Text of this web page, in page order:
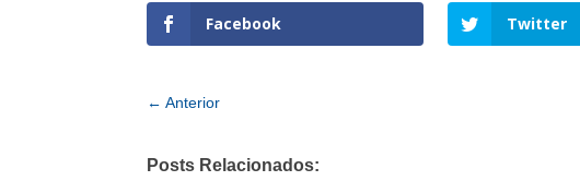
Facebook Twitter
←Anterior
Posts Relacionados: